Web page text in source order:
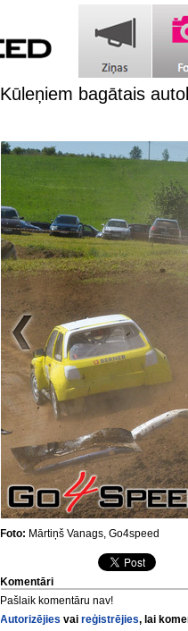
Kūleņiem bagātais
Foto: Mārtiņš Vanags, Go4speed
Komentāri
Pašlaik komentāru nav!
Autorizējies vaireģistrējies, lai